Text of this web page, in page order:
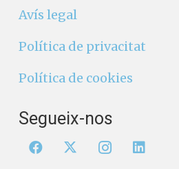
Avís legal
Política de privacitat
Política de cookies
Segueix-nos